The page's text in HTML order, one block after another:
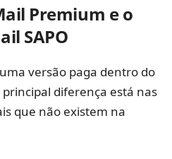
Premium e o
SAPO
versão paga dentro do
principal diferença está nas
que não existem na